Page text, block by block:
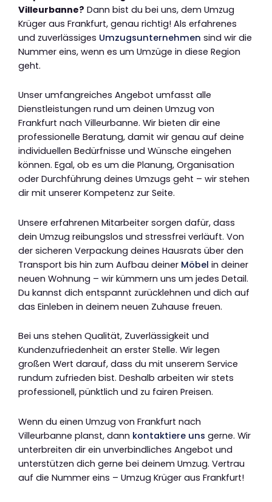
Villeurbanne? Dann bist du bei uns, dem Umzug
Krüger aus Frankfurt, genau richtig! Als erfahrenes
und zuverlässiges Umzugsunternehmen sind wir die
Nummer eins, wenn es um Umzüge in diese Region
geht.
Unser umfangreiches Angebot umfasst alle
Dienstleistungen rund um deinen Umzug von
Frankfurt nach Villeurbanne. Wir bieten dir eine
professionelle Beratung, damit wir genau auf deine
individuellen Bedürfnisse und Wünsche eingehen
können. Egal, ob es um die Planung, Organisation
oder Durchführung deines Umzugs geht – wir stehen
dir mit unserer Kompetenz zur Seite.
Unsere erfahrenen Mitarbeiter sorgen dafür, dass
dein Umzug reibungslos und stressfrei verläuft. Von
der sicheren Verpackung deines Hausrats über den
Transport bis hin zum Aufbau deiner Möbel in deiner
neuen Wohnung – wir kümmern uns um jedes Detail.
Du kannst dich entspannt zurücklehnen und dich auf
das Einleben in deinem neuen Zuhause freuen.
Bei uns stehen Qualität, Zuverlässigkeit und
Kundenzufriedenheit an erster Stelle. Wir legen
großen Wert darauf, dass du mit unserem Service
rundum zufrieden bist. Deshalb arbeiten wir stets
professionell, pünktlich und zu fairen Preisen.
Wenn du einen Umzug von Frankfurt nach
Villeurbanne planst, dann kontaktiere uns gerne. Wir
unterbreiten dir ein unverbindliches Angebot und
unterstützen dich gerne bei deinem Umzug. Vertrau
auf die Nummer eins – Umzug Krüger aus Frankfurt!